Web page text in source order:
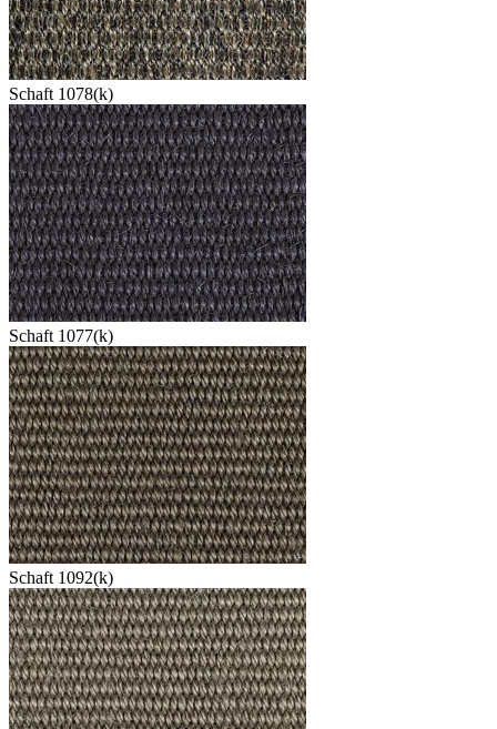
Schaft 1078(k)
Schaft 1077(k)
Schaft 1092(k)